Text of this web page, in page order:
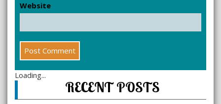
Website
Loading...
RECENT POSTS